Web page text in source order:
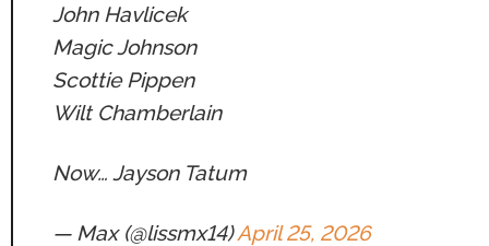
John Havlicek
Magic Johnson
Scottie Pippen
Wilt Chamberlain
Now… Jayson Tatum
— Max (@lissmx14)April 25, 2026